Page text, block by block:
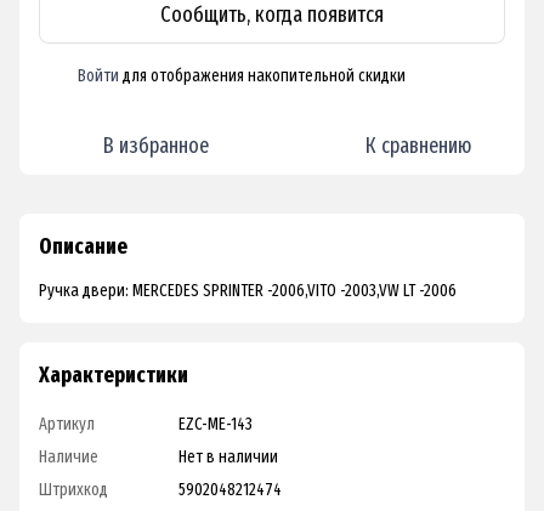
Сообщить, когда появится
Войти для отображения накопительной скидки
В избранное К сравнению
Описание
Ручка двери: MERCEDES SPRINTER -2006,VITO -2003,VW LT -2006
Характеристики
Артикул
EZC-ME-143
Наличие
Нет в наличии
Штрихкод
5902048212474